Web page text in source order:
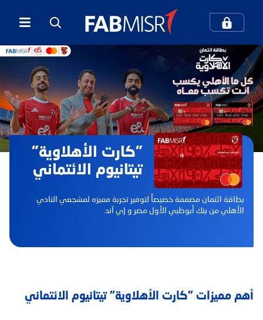
كيف يمكننا مساعدتك؟
بحث
بحث شائع
الخدمات المصرفية الرقمية
المعاملات المصرفية عبر الهاتف المحمول
"كارت الأهلاوية”
تيتانيوم الائتماني
بطاقة ائتمان مصممة خصيصاً لتوفير تجربة مميزه لمشجعي النادي
الأهلي من بنك أبوظبي الأول مصر و إي آند.
أهم مميزات "كارت الأهلاوية" تيتانيوم الائتماني